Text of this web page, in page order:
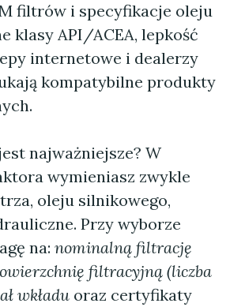
filtrów i specyfikacje oleju
klasy API/ACEA, lepkość
internetowe i dealerzy
kompatybilne produkty
najważniejsze? W
wymieniasz zwykle
oleju silnikowego,
Przy wyborze
na: nominalną filtrację
filtracyjną (liczba
wkładu oraz certyfikaty